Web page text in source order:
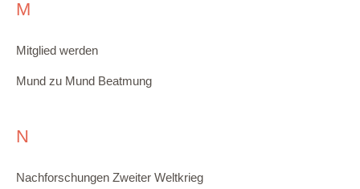
M
Mitglied werden
Mund zu Mund Beatmung
N
Nachforschungen Zweiter Weltkrieg